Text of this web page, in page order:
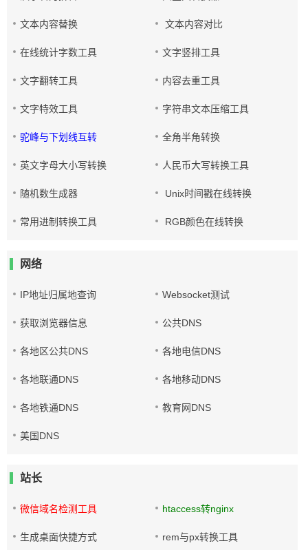
文本内容替换 文本内容对比
在线统计字数工具 文字竖排工具
文字翻转工具 内容去重工具
文字特效工具 字符串文本压缩工具
驼峰与下划线互转 全角半角转换
英文字母大小写转换 人民币大写转换工具
随机数生成器 Unix时间戳在线转换
常用进制转换工具 RGB颜色在线转换
网络
IP地址归属地查询 Websocket测试
获取浏览器信息 公共DNS
各地区公共DNS 各地电信DNS
各地联通DNS 各地移动DNS
各地铁通DNS 教育网DNS
美国DNS
站长
微信域名检测工具 htaccess转nginx
生成桌面快捷方式 rem与px转换工具